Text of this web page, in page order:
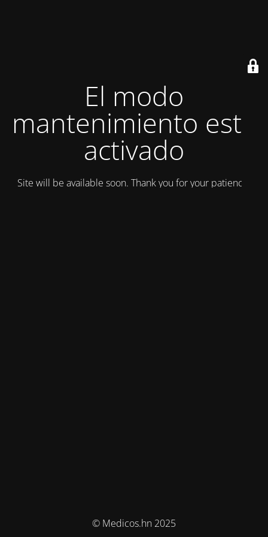
El modo
mantenimiento está
activado
Site will be available soon. Thank you for your patience!
© Medicos.hn 2025